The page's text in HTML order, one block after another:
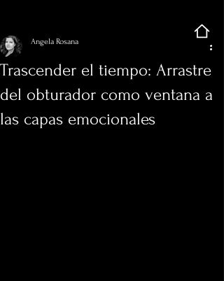
Trascender el tiempo: Arrastre
del obturador como ventana a
las capas emocionales
Angela Rosana